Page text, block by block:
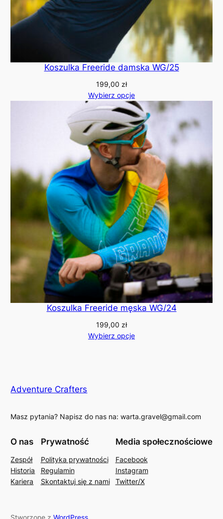
Koszulka Freeride damska WG/25
199,00 zł
Wybierz opcje
Koszulka Freeride męska WG/24
199,00 zł
Wybierz opcje
Adventure Crafters
Masz pytania? Napisz do nas na: warta.gravel@gmail.com
O nas
Zespół
Historia
Kariera
Prywatność
Polityka prywatności
Regulamin
Skontaktuj się z nami
Media społecznościowe
Facebook
Instagram
Twitter/X
Stworzone zWordPress